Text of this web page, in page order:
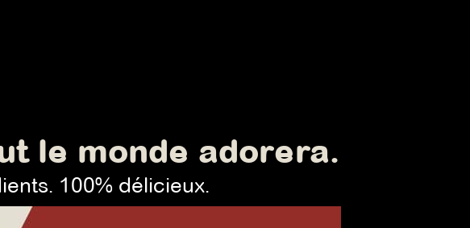
le monde adorera.
100% délicieux.